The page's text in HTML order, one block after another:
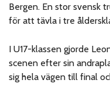
Bergen. En stor svensk
för att tävla i tre
I U17-klassen gjorde
scenen efter sin
sig hela vägen till final